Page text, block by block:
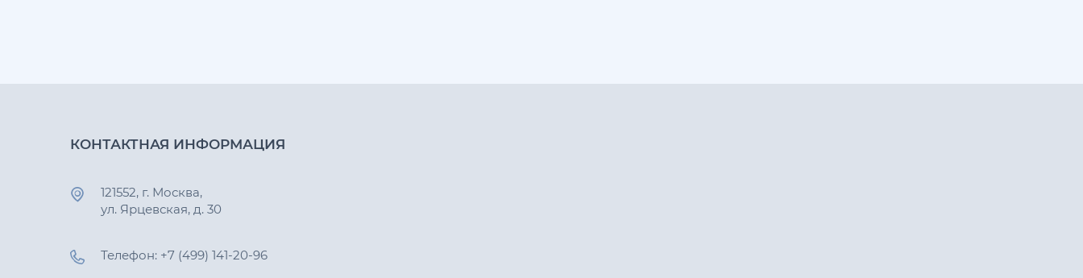
КОНТАКТНАЯ ИНФОРМАЦИЯ
121552, г. Москва,
ул. Ярцевская, д. 30
Телефон: +7 (499) 141-20-96